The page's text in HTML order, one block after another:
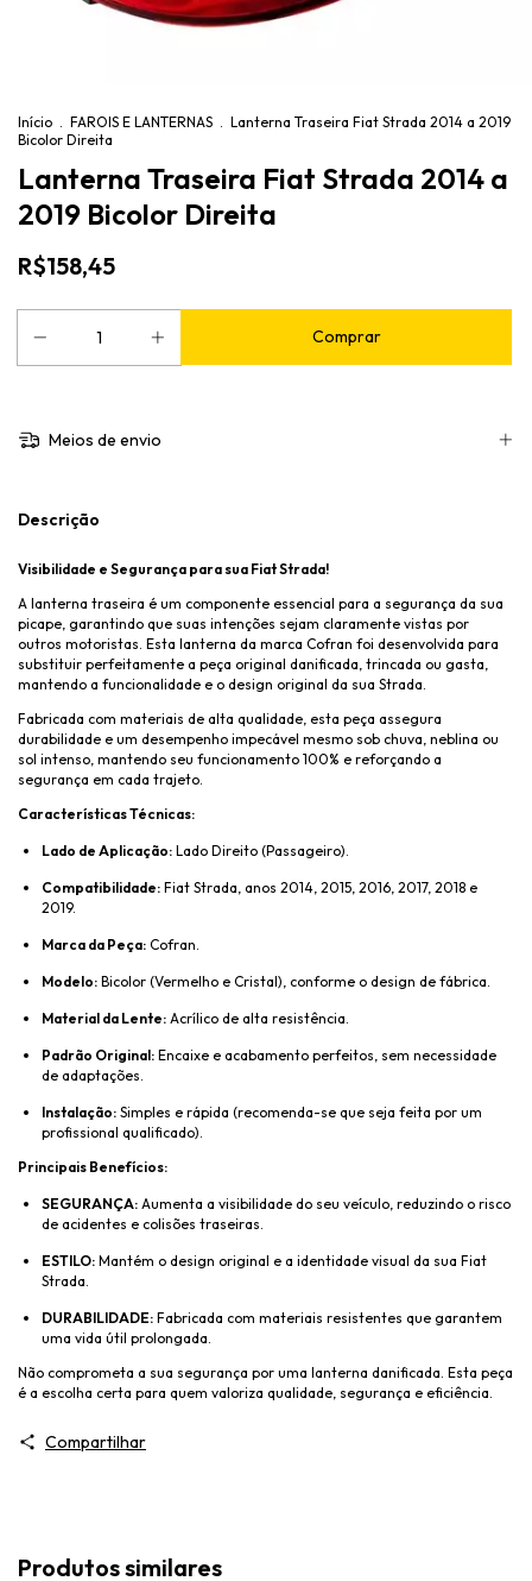
Início . FAROIS E LANTERNAS . Lanterna Traseira Fiat Strada 2014 a 2019
Bicolor Direita
Lanterna Traseira Fiat Strada 2014 a
2019 Bicolor Direita
R$158,45
Meios de envio
Descrição
Visibilidade e Segurança para sua Fiat Strada!
A lanterna traseira é um componente essencial para a segurança da sua
picape, garantindo que suas intenções sejam claramente vistas por
outros motoristas. Esta lanterna da marca Cofran foi desenvolvida para
substituir perfeitamente a peça original danificada, trincada ou gasta,
mantendo a funcionalidade e o design original da sua Strada.
Fabricada com materiais de alta qualidade, esta peça assegura
durabilidade e um desempenho impecável mesmo sob chuva, neblina ou
sol intenso, mantendo seu funcionamento 100% e reforçando a
segurança em cada trajeto.
Características Técnicas:
Lado de Aplicação: Lado Direito (Passageiro).
Compatibilidade: Fiat Strada, anos 2014, 2015, 2016, 2017, 2018 e
2019.
Marca da Peça: Cofran.
Modelo: Bicolor (Vermelho e Cristal), conforme o design de fábrica.
Material da Lente: Acrílico de alta resistência.
Padrão Original: Encaixe e acabamento perfeitos, sem necessidade
de adaptações.
Instalação: Simples e rápida (recomenda-se que seja feita por um
profissional qualificado).
Principais Benefícios:
SEGURANÇA: Aumenta a visibilidade do seu veículo, reduzindo o risco
de acidentes e colisões traseiras.
ESTILO: Mantém o design original e a identidade visual da sua Fiat
Strada.
DURABILIDADE: Fabricada com materiais resistentes que garantem
uma vida útil prolongada.
Não comprometa a sua segurança por uma lanterna danificada. Esta peça
é a escolha certa para quem valoriza qualidade, segurança e eficiência.
Compartilhar
Produtos similares